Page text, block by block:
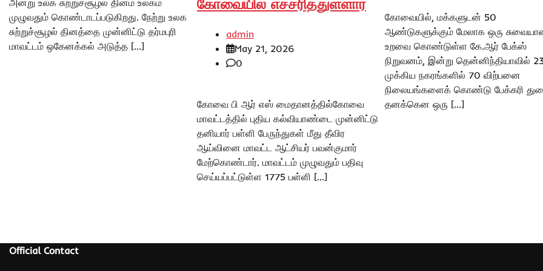
முழுவதும் கொண்டாடப்படுகிறது. நேற்று உலக
சுற்றுச்சூழல் தினத்தை முன்னிட்டு தர்மபுரி
மாவட்டம் ஒகேனக்கல் அடுத்த […]
admin
May 21, 2026
0
கோவை பி ஆர் எஸ் மைதானத்தில்கோவை
மாவட்டத்தில் புதிய கல்வியாண்டை முன்னிட்டு
தனியார் பள்ளி பேருந்துகள் மீது தீவிர
ஆய்வினை மாவட்ட ஆட்சியர் பவன்குமார்
மேற்கொண்டார். மாவட்டம் முழுவதும் பதிவு
செய்யப்பட்டுள்ள 1775 பள்ளி […]
கோவையில், மக்களுடன் 50
ஆண்டுகளுக்கும் மேலாக ஒரு
உறவை கொண்டுள்ள கே.ஆர் பேக்ஸ்
நிறுவனம், இன்று தென்னிந்தியாவில்
முக்கிய நகரங்களில் 70 விற்பனை
நிலையங்களைக் கொண்டு பேக்கரி
தனக்கென ஒரு […]
Official Contact